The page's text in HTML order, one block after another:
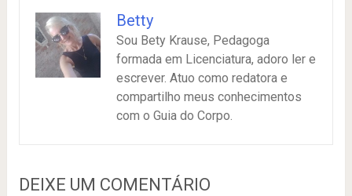
Betty
Sou Bety Krause, Pedagoga
formada em Licenciatura, adoro ler e
escrever. Atuo como redatora e
compartilho meus conhecimentos
com o Guia do Corpo.
DEIXE UM COMENTÁRIO